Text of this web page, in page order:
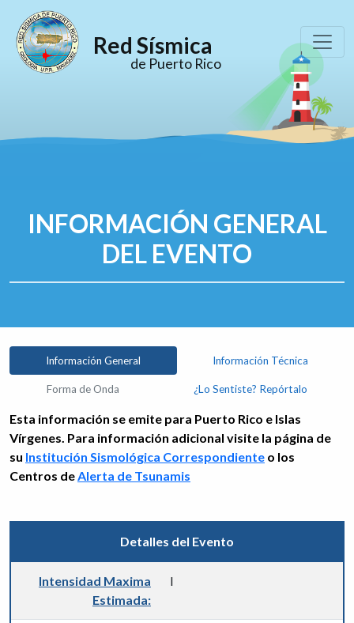
Red Sísmica
de Puerto Rico
INFORMACIÓN GENERAL
DEL EVENTO
Información General Información Técnica
Forma de Onda ¿Lo Sentiste? Repórtalo
Esta información se emite para Puerto Rico e Islas
Vírgenes. Para información adicional visite la página de
su Institución Sismológica Correspondiente o los
Centros deAlerta de Tsunamis
Detalles del Evento
Intensidad Maxima
Estimada:
I